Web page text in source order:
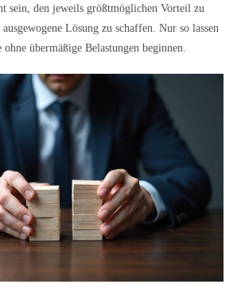
sein, den jeweils größtmöglichen Vorteil zu
Lösung zu schaffen. Nur so lassen
ohne übermäßige Belastungen beginnen.